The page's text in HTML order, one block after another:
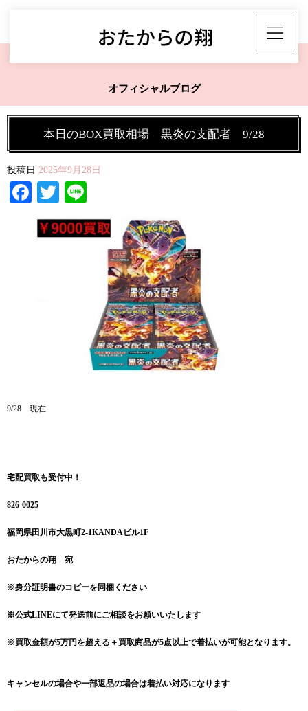
オフィシャルブログ
本日のBOX買取相場 黒炎の支配者 9/28
投稿日 2025年9月28日
Facebook
Twitter
9/28 現在
宅配買取も受付中！
826-0025
福岡県田川市大黒町2-1KANDAビル1F
おたからの翔 宛
※身分証明書のコピーを同梱ください
※公式LINEにて発送前にご相談をお願いいたします
※買取金額が5万円を超える＋買取商品が5点以上で着払いが可能となります。
キャンセルの場合や一部返品の場合は着払い対応になります